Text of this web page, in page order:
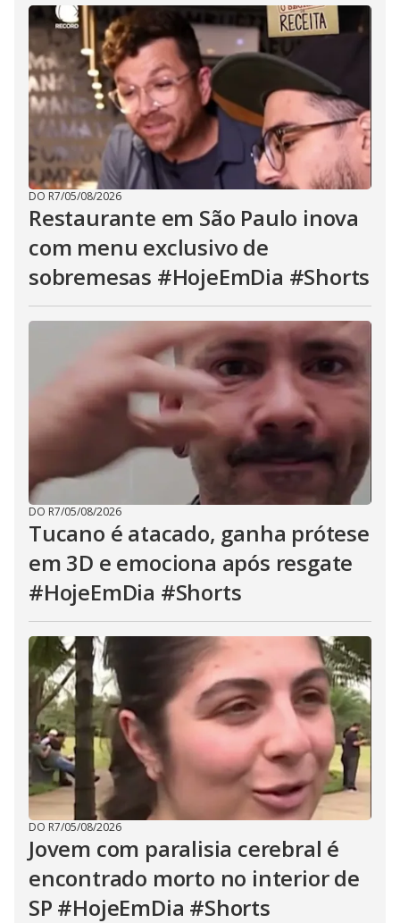
DO R7/05/08/2026
Restaurante em São Paulo inova
com menu exclusivo de
sobremesas #HojeEmDia #Shorts
DO R7/05/08/2026
Tucano é atacado, ganha prótese
em 3D e emociona após resgate
#HojeEmDia #Shorts
DO R7/05/08/2026
Jovem com paralisia cerebral é
encontrado morto no interior de
SP #HojeEmDia #Shorts